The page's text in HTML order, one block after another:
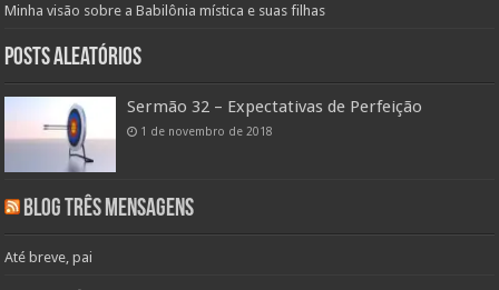
Minha visão sobre a Babilônia mística e suas filhas
Posts aleatórios
Sermão 32 – Expectativas de Perfeição
1 de novembro de 2018
Blog Três Mensagens
Até breve, pai